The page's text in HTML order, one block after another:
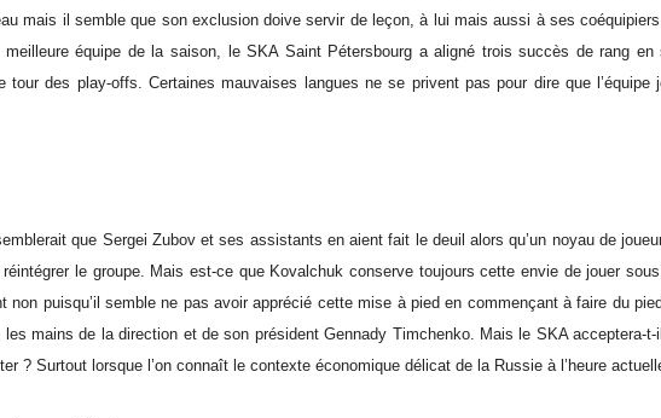
mais il semble que son exclusion doive servir de leçon, à lui mais aussi à ses
meilleure équipe de la saison, le SKA Saint Pétersbourg a aligné trois succès de rang en
des play-offs. Certaines mauvaises langues ne se privent pas pour dire que l’équipe
que Sergei Zubov et ses assistants en aient fait le deuil alors qu’un noyau de
le groupe. Mais est-ce que Kovalchuk conserve toujours cette envie de jouer
non puisqu’il semble ne pas avoir apprécié cette mise à pied en commençant à faire du
mains de la direction et de son président Gennady Timchenko. Mais le SKA acceptera-t-
? Surtout lorsque l’on connaît le contexte économique délicat de la Russie à l’heure